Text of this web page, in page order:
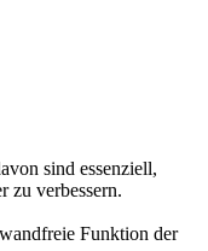
sind essenziell,
zu verbessern.
Funktion der